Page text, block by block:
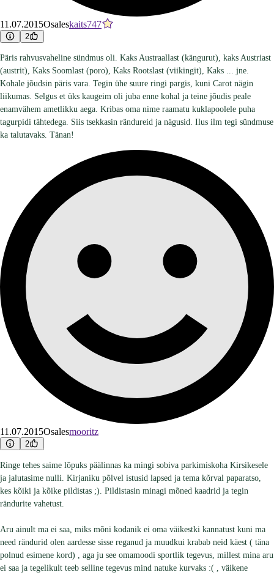
11.07.2015Osaleskaits747
2
Päris rahvusvaheline sündmus oli. Kaks Austraallast (kängurut), kaks Austriast
(austrit), Kaks Soomlast (poro), Kaks Rootslast (viikingit), Kaks ... jne.
Kohale jõudsin päris vara. Tegin ühe suure ringi pargis, kuni Carot nägin
liikumas. Selgus et üks kaugeim oli juba enne kohal ja teine jõudis peale
enamvähem ametlikku aega. Kribas oma nime raamatu kuklapoolele puha
tagurpidi tähtedega. Siis tsekkasin rändureid ja nägusid. Ilus ilm tegi sündmuse
ka talutavaks. Tänan!
11.07.2015Osalesmooritz
2
Ringe tehes saime lõpuks päälinnas ka mingi sobiva parkimiskoha Kirsikesele
ja jalutasime nulli. Kirjaniku põlvel istusid lapsed ja tema kõrval paparatso,
kes kõiki ja kõike pildistas ;). Pildistasin minagi mõned kaadrid ja tegin
rändurite vahetust.
Aru ainult ma ei saa, miks mõni kodanik ei oma väikestki kannatust kuni ma
need rändurid olen aardesse sisse reganud ja muudkui krabab neid käest ( täna
polnud esimene kord) , aga ju see omamoodi sportlik tegevus, millest mina aru
ei saa ja tegelikult teeb selline tegevus mind natuke kurvaks :( , väikene